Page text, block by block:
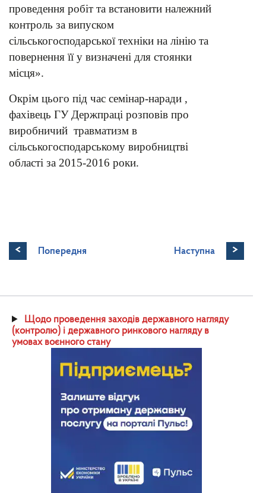
проведення робіт та встановити належний
контроль за випуском
сільськогосподарської техніки на лінію та
повернення її у визначені для стоянки
місця».
Окрім цього під час семінар-наради ,
фахівець ГУ Держпраці розповів про
виробничий травматизм в
сільськогосподарському виробництві
області за 2015-2016 роки.
< Попередня Наступна >
Щодо проведення заходів державного нагляду
(контролю) і державного ринкового нагляду в
умовах воєнного стану